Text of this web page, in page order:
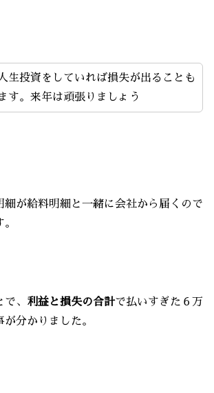
生投資をしていれば損失が出ることも
す。来年は頑張りましょう
細が給料明細と一緒に会社から届くので
、 利益と損失の合計で払いすぎた６万
分かりました。